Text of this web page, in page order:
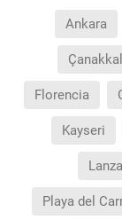
Ankara
Florencia
Kayseri
Playa del